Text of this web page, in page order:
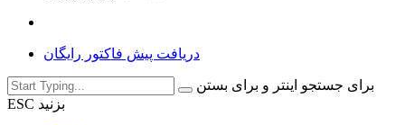
دریافت پیش فاکتور رایگان
برای جستجو اینتر و برای بستن
ESC بزنید